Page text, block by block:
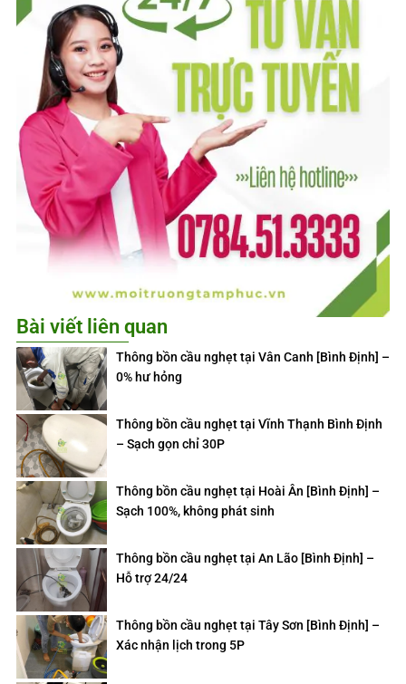
Bài viết liên quan
Thông bồn cầu nghẹt tại Vân Canh [Bình Định] –
0% hư hỏng
Thông bồn cầu nghẹt tại Vĩnh Thạnh Bình Định
– Sạch gọn chỉ 30P
Thông bồn cầu nghẹt tại Hoài Ân [Bình Định] –
Sạch 100%, không phát sinh
Thông bồn cầu nghẹt tại An Lão [Bình Định] –
Hỗ trợ 24/24
Thông bồn cầu nghẹt tại Tây Sơn [Bình Định] –
Xác nhận lịch trong 5P